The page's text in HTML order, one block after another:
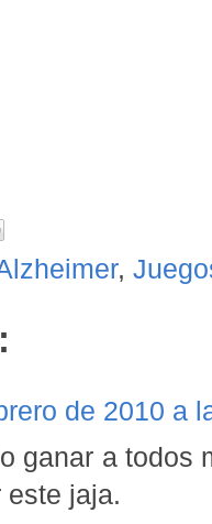
,
de 2010 a
ganar a
este jaja.